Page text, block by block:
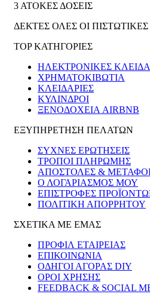
3 ΑΤΟΚΕΣ ΔΟΣΕΙΣ
ΔΕΚΤΕΣ ΟΛΕΣ ΟΙ
TOP ΚΑΤΗΓΟΡΙΕΣ
ΗΛΕΚΤΡΟΝΙΚΈΣ
ΧΡΗΜΑΤΟΚΙΒΏΤΙΑ
ΚΛΕΙΔΑΡΙΈΣ
ΚΎΛΙΝΔΡΟΙ
ΞΕΝΟΔΟΧΕΊΑ AIRBNB
ΕΞΥΠΗΡΕΤΗΣΗ ΠΕΛΑΤΩΝ
ΣΥΧΝΕΣ ΕΡΩΤΗΣΕΙΣ
ΤΡΟΠΟΙ ΠΛΗΡΩΜΗΣ
ΑΠΟΣΤΟΛΕΣ &
Ο ΛΟΓΑΡΙΑΣΜΟΣ ΜΟΥ
ΕΠΙΣΤΡΟΦΕΣ
ΠΟΛΙΤΙΚΗ ΑΠΟΡΡΗΤΟΥ
ΣΧΕΤΙΚΑ ΜΕ ΕΜΑΣ
ΠΡΟΦΙΛ ΕΤΑΙΡΕΙΑΣ
ΕΠΙΚΟΙΝΩΝΙΑ
ΟΔΗΓΟΙ ΑΓΟΡΑΣ DIY
ΟΡΟΙ ΧΡΗΣΗΣ
FEEDBACK & SOCIAL